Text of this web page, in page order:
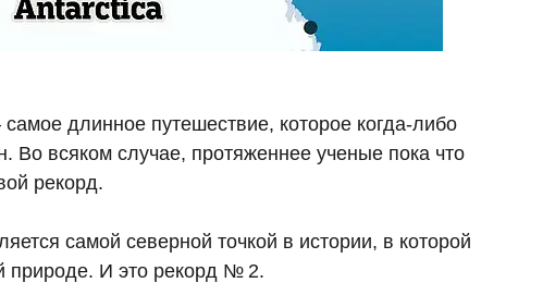
длинное путешествие, которое когда-либо
Во всяком случае, протяженнее ученые пока что
рекорд.
самой северной точкой в истории, в которой
природе. И это рекорд № 2.